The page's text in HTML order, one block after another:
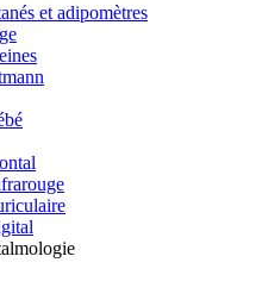
et adipomètres